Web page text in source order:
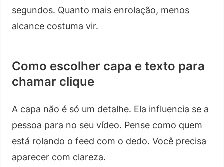
segundos. Quanto mais enrolação, menos
alcance costuma vir.
Como escolher capa e texto para
chamar clique
A capa não é só um detalhe. Ela influencia se a
pessoa para no seu vídeo. Pense como quem
está rolando o feed com o dedo. Você precisa
aparecer com clareza.